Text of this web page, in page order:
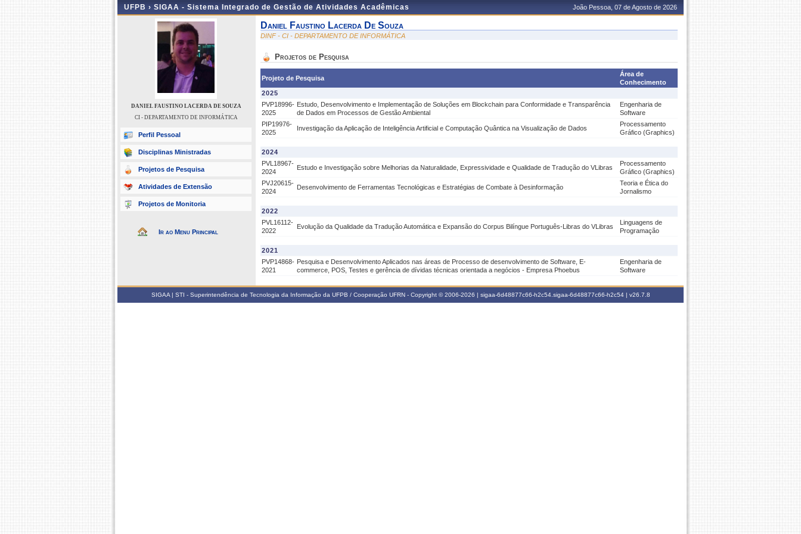
UFPB › SIGAA - Sistema Integrado de Gestão de Atividades Acadêmicas João Pessoa, 07 de Agosto de 2026
DANIEL FAUSTINO LACERDA DE SOUZA
CI - DEPARTAMENTO DE INFORMÁTICA
Perfil Pessoal
Disciplinas Ministradas
Projetos de Pesquisa
Atividades de Extensão
Projetos de Monitoria
Ir ao Menu Principal
Daniel Faustino Lacerda De Souza
DINF - CI - DEPARTAMENTO DE INFORMÁTICA
Projetos de Pesquisa
Projeto de Pesquisa
Área de
Conhecimento
2025
PVP18996-
2025
Estudo, Desenvolvimento e Implementação de Soluções em Blockchain para Conformidade e Transparência
de Dados em Processos de Gestão Ambiental
Engenharia de
Software
PIP19976-
2025
Investigação da Aplicação de Inteligência Artificial e Computação Quântica na Visualização de Dados
Processamento
Gráfico (Graphics)
2024
PVL18967-
2024
Estudo e Investigação sobre Melhorias da Naturalidade, Expressividade e Qualidade de Tradução do VLibras
Processamento
Gráfico (Graphics)
PVJ20615-
2024
Desenvolvimento de Ferramentas Tecnológicas e Estratégias de Combate à Desinformação
Teoria e Ética do
Jornalismo
2022
PVL16112-
2022
Evolução da Qualidade da Tradução Automática e Expansão do Corpus Bilíngue Português-Libras do VLibras
Linguagens de
Programação
2021
PVP14868-
2021
Pesquisa e Desenvolvimento Aplicados nas áreas de Processo de desenvolvimento de Software, E-
commerce, POS, Testes e gerência de dívidas técnicas orientada a negócios - Empresa Phoebus
Engenharia de
Software
SIGAA | STI - Superintendência de Tecnologia da Informação da UFPB / Cooperação UFRN - Copyright © 2006-2026 | sigaa-6d48877c66-h2c54.sigaa-6d48877c66-h2c54 | v26.7.8